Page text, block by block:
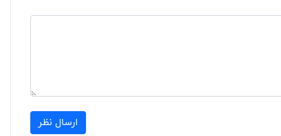
ارسال نظر